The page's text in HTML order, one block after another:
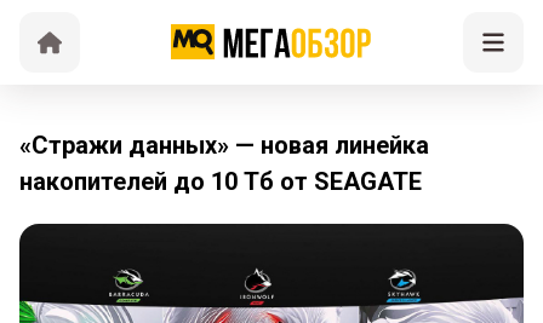
«Стражи данных» — новая линейка
накопителей до 10 Тб от SEAGATE